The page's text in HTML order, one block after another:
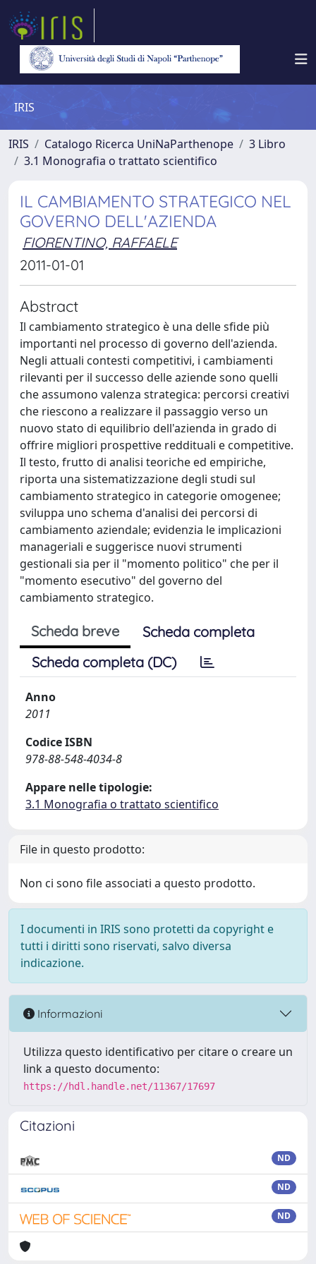
IRIS
IRIS Catalogo Ricerca UniNaParthenope
3 Libro
3.1 Monografia o trattato scientifico
IL CAMBIAMENTO STRATEGICO NEL
GOVERNO DELL'AZIENDA
FIORENTINO, RAFFAELE
2011-01-01
Abstract
Il cambiamento strategico è una delle sfide più
importanti nel processo di governo dell'azienda.
Negli attuali contesti competitivi, i cambiamenti
rilevanti per il successo delle aziende sono quelli
che assumono valenza strategica: percorsi creativi
che riescono a realizzare il passaggio verso un
nuovo stato di equilibrio dell'azienda in grado di
offrire migliori prospettive reddituali e competitive.
Il testo, frutto di analisi teoriche ed empiriche,
riporta una sistematizzazione degli studi sul
cambiamento strategico in categorie omogenee;
sviluppa uno schema d'analisi dei percorsi di
cambiamento aziendale; evidenzia le implicazioni
manageriali e suggerisce nuovi strumenti
gestionali sia per il "momento politico" che per il
"momento esecutivo" del governo del
cambiamento strategico.
Scheda breve
Scheda completa
Scheda completa (DC)
Anno
2011
Codice ISBN
978-88-548-4034-8
Appare nelle tipologie:
3.1 Monografia o trattato scientifico
File in questo prodotto:
Non ci sono file associati a questo prodotto.
I documenti in IRIS sono protetti da copyright e
tutti i diritti sono riservati, salvo diversa
indicazione.
Informazioni
Utilizza questo identificativo per citare o creare un
link a questo documento:
https://hdl.handle.net/11367/17697
Citazioni
ND
ND
ND